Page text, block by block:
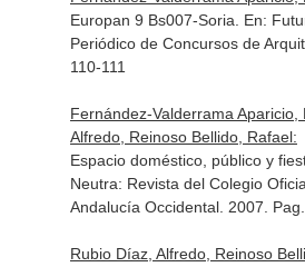
Europan 9 Bs007-Soria. En:
Periódico de Concursos de
110-111
Fernández-Valderrama Aparicio,
Alfredo, Reinoso Bellido, Rafael:
Espacio doméstico, público y
Neutra: Revista del Colegio
Andalucía Occidental. 2007.
Rubio Díaz, Alfredo, Reinoso